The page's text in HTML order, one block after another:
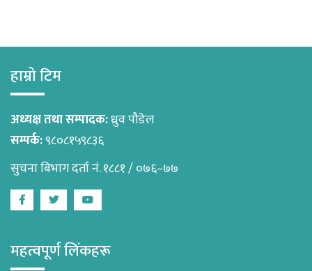
हाम्रो टिम
अध्यक्ष तथा सम्पादक:ध्रुव पौडेल
सम्पर्क:९८०८१५९८३६
सुचना बिभाग दर्ता नं. १८८१ / ०७६–७७
FacebookTwitterYoutube
महत्वपूर्ण लिंकहरू